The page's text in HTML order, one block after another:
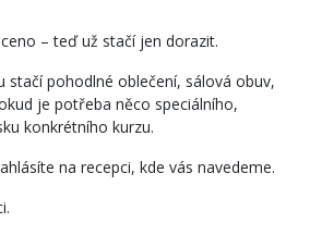
– teď už stačí jen dorazit.
stačí pohodlné oblečení, sálová obuv,
je potřeba něco speciálního,
konkrétního kurzu.
na recepci, kde vás navedeme.